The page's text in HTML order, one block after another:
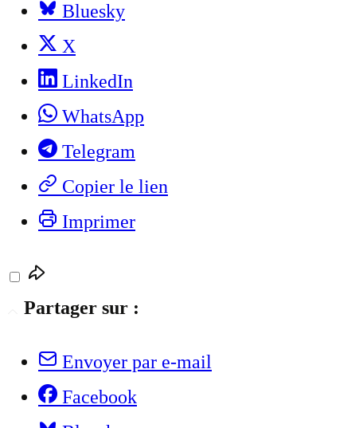
Bluesky
X
LinkedIn
WhatsApp
Telegram
Copier le lien
Imprimer
Partager sur :
Envoyer par e-mail
Facebook